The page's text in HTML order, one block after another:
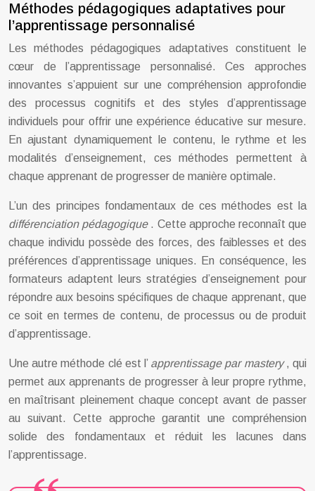
Méthodes pédagogiques adaptatives pour
l’apprentissage personnalisé
Les méthodes pédagogiques adaptatives constituent le
cœur de l’apprentissage personnalisé. Ces approches
innovantes s’appuient sur une compréhension approfondie
des processus cognitifs et des styles d’apprentissage
individuels pour offrir une expérience éducative sur mesure.
En ajustant dynamiquement le contenu, le rythme et les
modalités d’enseignement, ces méthodes permettent à
chaque apprenant de progresser de manière optimale.
L’un des principes fondamentaux de ces méthodes est la
différenciation pédagogique . Cette approche reconnaît que
chaque individu possède des forces, des faiblesses et des
préférences d’apprentissage uniques. En conséquence, les
formateurs adaptent leurs stratégies d’enseignement pour
répondre aux besoins spécifiques de chaque apprenant, que
ce soit en termes de contenu, de processus ou de produit
d’apprentissage.
Une autre méthode clé est l’ apprentissage par mastery, qui
permet aux apprenants de progresser à leur propre rythme,
en maîtrisant pleinement chaque concept avant de passer
au suivant. Cette approche garantit une compréhension
solide des fondamentaux et réduit les lacunes dans
l’apprentissage.